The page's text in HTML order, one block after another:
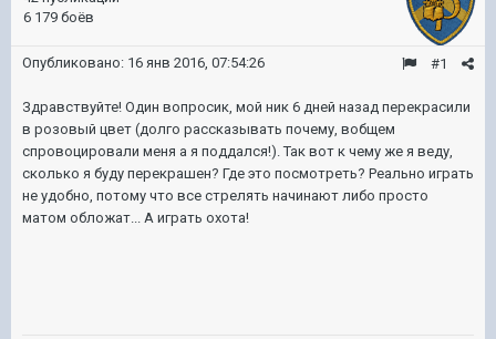
6 179 боёв
#1
Опубликовано: 16 янв 2016, 07:54:26
Здравствуйте! Один вопросик, мой ник 6 дней назад перекрасили
в розовый цвет (долго рассказывать почему, вобщем
спровоцировали меня а я поддался!). Так вот к чему же я веду,
сколько я буду перекрашен? Где это посмотреть? Реально играть
не удобно, потому что все стрелять начинают либо просто
матом обложат... А играть охота!